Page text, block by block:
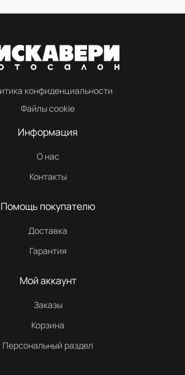
конфиденциальности
Файлы cookie
Информация
О нас
Контакты
Помощь покупателю
Доставка
Гарантия
Мой аккаунт
Заказы
Корзина
Персональный раздел